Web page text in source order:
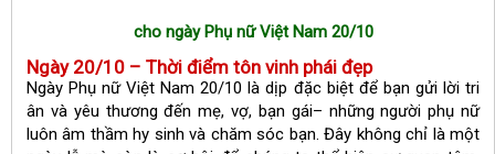
cho ngày Phụ nữ Việt Nam 20/10
Ngày 20/10 – Thời điểm tôn vinh phái đẹp
Ngày Phụ nữ Việt Nam 20/10 là dịp đặc biệt để bạn gửi lời tri
ân và yêu thương đến mẹ, vợ, bạn gái– những người phụ nữ
luôn âm thầm hy sinh và chăm sóc bạn. Đây không chỉ là một